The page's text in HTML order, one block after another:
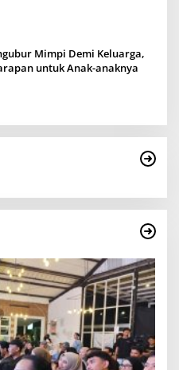
Mimpi Demi Keluarga,
untuk Anak-anaknya